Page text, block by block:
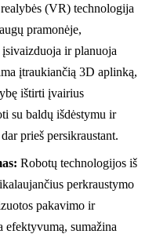
(VR) technologija
pramonėje,
ir planuoja
įtraukiančią 3D aplinką,
ištirti įvairius
su baldų išdėstymu ir
prieš persikraustant.
Robotų technologijos iš
perkraustymo
pakavimo ir
efektyvumą, sumažina